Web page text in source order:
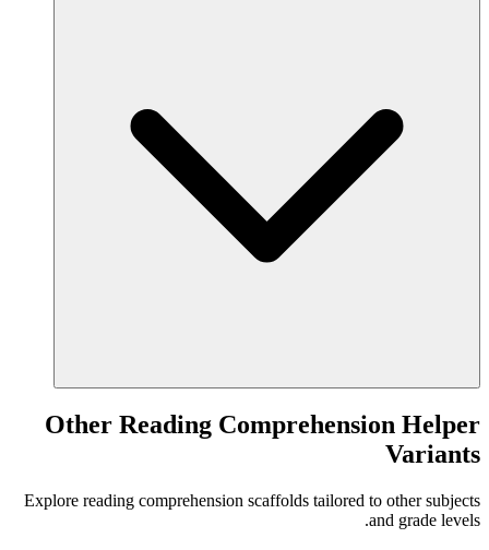
Other Reading Comprehension Helper
Variants
Explore reading comprehension scaffolds tailored to other subjects
and grade levels.